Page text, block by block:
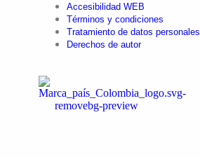
Accesibilidad WEB
Términos y condiciones
Tratamiento de datos personales
Derechos de autor